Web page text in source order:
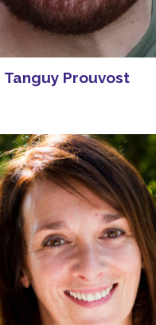
Tanguy Prouvost